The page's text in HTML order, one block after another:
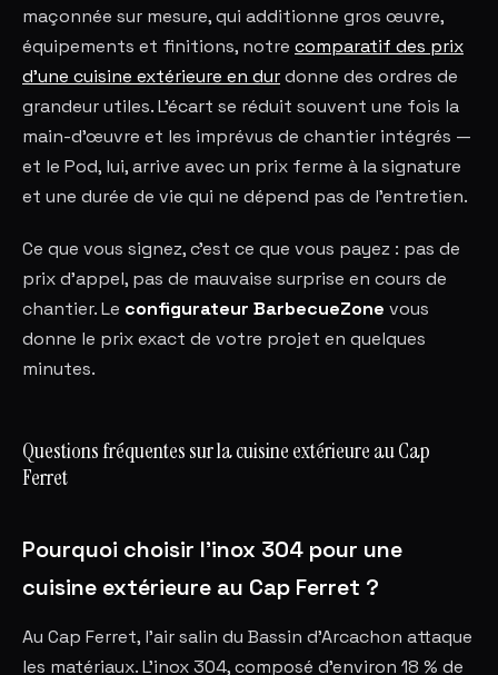
maçonnée sur mesure, qui additionne gros œuvre,
équipements et finitions, notre comparatif des prix
d'une cuisine extérieure en durdonne des ordres de
grandeur utiles. L'écart se réduit souvent une fois la
main-d'œuvre et les imprévus de chantier intégrés —
et le Pod, lui, arrive avec un prix ferme à la signature
et une durée de vie qui ne dépend pas de l'entretien.
Ce que vous signez, c'est ce que vous payez : pas de
prix d'appel, pas de mauvaise surprise en cours de
chantier. Le configurateur BarbecueZone vous
donne le prix exact de votre projet en quelques
minutes.
Questions fréquentes sur la cuisine extérieure au Cap
Ferret
Pourquoi choisir l'inox 304 pour une
cuisine extérieure au Cap Ferret ?
Au Cap Ferret, l'air salin du Bassin d'Arcachon attaque
les matériaux. L'inox 304, composé d'environ 18 % de